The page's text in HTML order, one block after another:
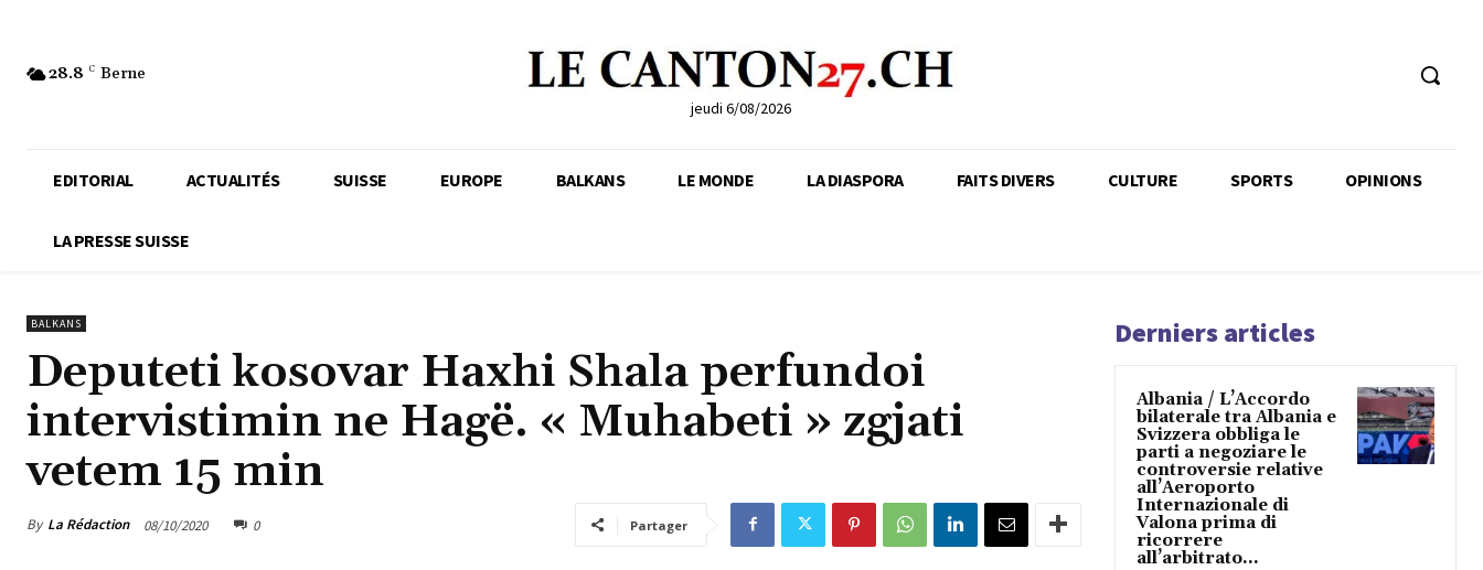
28.8 C Berne
jeudi 6/08/2026
EDITORIAL ACTUALITÉS SUISSE EUROPE BALKANS LE MONDE LA DIASPORA FAITS DIVERS CULTURE SPORTS OPINIONS
LA PRESSE SUISSE
BALKANS
Deputeti kosovar Haxhi Shala perfundoi
intervistimin ne Hagë. « Muhabeti » zgjati
vetem 15 min
By La Rédaction 08/10/2020 0 Partager
Derniers articles
Albania / L’Accordo
bilaterale tra Albania e
Svizzera obbliga le
parti a negoziare le
controversie relative
all’Aeroporto
Internazionale di
Valona prima di
ricorrere
all’arbitrato...